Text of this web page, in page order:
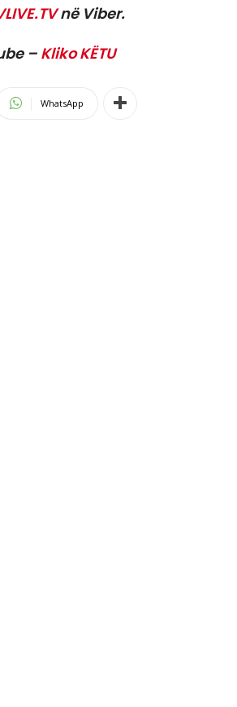
në Viber.
– Kliko KËTU
WhatsApp